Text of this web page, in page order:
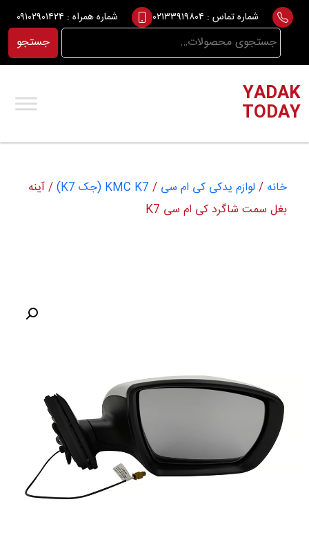
Skip
content
شماره تماس : ۰۲۱۳۳۹۱۹۸۰۴ شماره همراه : ۰۹۱۰۲۹۰۱۴۲۴
جستجو
برای:
جستجو
YADAK
TODAY
خانه / لوازم یدکی کی ام سی / KMC K7 (جک K7)
/ آینه
بغل سمت شاگرد کی ام سی K7